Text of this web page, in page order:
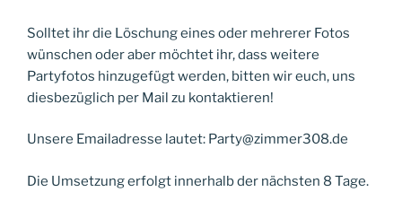
Solltet ihr die Löschung eines oder mehrerer Fotos
wünschen oder aber möchtet ihr, dass weitere
Partyfotos hinzugefügt werden, bitten wir euch, uns
diesbezüglich per Mail zu kontaktieren!
Unsere Emailadresse lautet: Party@zimmer308.de
Die Umsetzung erfolgt innerhalb der nächsten 8 Tage.